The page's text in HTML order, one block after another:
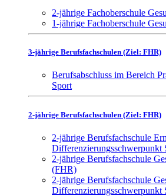
2-jährige Fachoberschule
1-jährige Fachoberschule
3-jährige Berufsfachschulen (Ziel: FHR)
Berufsabschluss im Bereich
Sport
2-jährige Berufsfachschulen (Ziel: FHR)
2-jährige Berufsfachschule
Differenzierungsschwerpunkt
2-jährige Berufsfachschule
(FHR)
2-jährige Berufsfachschule
Differenzierungsschwerpunkt